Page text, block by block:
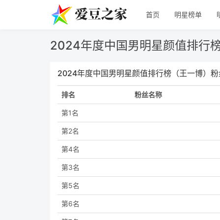
首页 明星榜单
2024年度中国男明星颜值排行
2024年度中国男明星颜值排行榜（王一博）
排名 粉丝名称
第1名
第2名
第4名
第3名
第5名
第6名